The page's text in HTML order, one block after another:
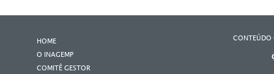
HOME
O INAGEMP
COMITÊ GESTOR